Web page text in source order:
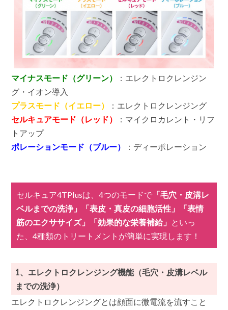
マイナスモード（グリーン）
：エレクトロクレンジン
グ・イオン導入
プラスモード（イエロー）
：エレクトロクレンジング
セルキュアモード（レッド）
：マイクロカレント・リフ
トアップ
ポレーションモード（ブルー）
：ディーポレーション
セルキュア4TPlusは、4つのモードで 「毛穴・皮溝レ
ベルまでの洗浄」「表皮・真皮の細胞活性」「表情
筋のエクササイズ」「効果的な栄養補給」 といっ
た、4種類のトリートメントが簡単に実現します！
1、エレクトロクレンジング機能（毛穴・皮溝レベル
までの洗浄）
エレクトロクレンジングとは顔面に微電流を流すこと